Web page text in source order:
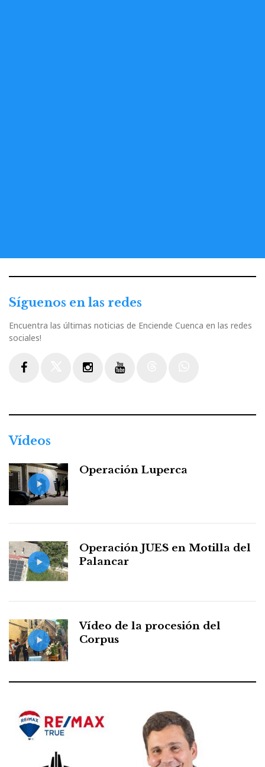
Síguenos en las redes
Encuentra las últimas noticias de Enciende Cuenca en las redes
sociales!
Vídeos
Operación Luperca
Operación JUES en Motilla del
Palancar
Vídeo de la procesión del
Corpus